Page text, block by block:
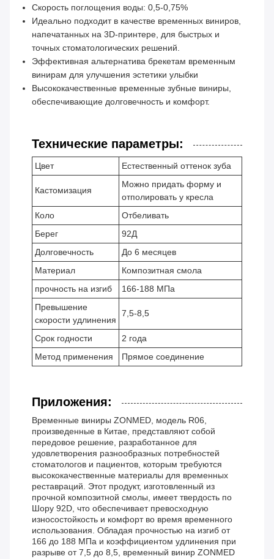
Скорость поглощения воды: 0,5-0,75%
Идеально подходит в качестве временных виниров,
напечатанных на 3D-принтере, для быстрых и
точных стоматологических решений.
Эффективная альтернатива брекетам временным
винирам для улучшения эстетики улыбки
Высококачественные временные зубные виниры,
обеспечивающие долговечность и комфорт.
Технические параметры:
Цвет Естественный оттенок зуба
Кастомизация
Можно придать форму и
отполировать у кресла
Коло
Отбеливать
Берег
92Д
Долговечность
До 6 месяцев
Материал
Композитная смола
прочность на изгиб
166-188 МПа
Превышение
скорости удлинения
7,5-8,5
Срок годности
2 года
Метод применения
Прямое соединение
Приложения:
Временные виниры ZONMED, модель R06,
произведенные в Китае, представляют собой
передовое решение, разработанное для
удовлетворения разнообразных потребностей
стоматологов и пациентов, которым требуются
высококачественные материалы для временных
реставраций. Этот продукт, изготовленный из
прочной композитной смолы, имеет твердость по
Шору 92D, что обеспечивает превосходную
износостойкость и комфорт во время временного
использования. Обладая прочностью на изгиб от
166 до 188 МПа и коэффициентом удлинения при
разрыве от 7,5 до 8,5, временный винир ZONMED